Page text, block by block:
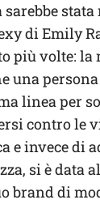
di Emily
più volte:
una
linea per
contro le
e invece di
si è data
brand di